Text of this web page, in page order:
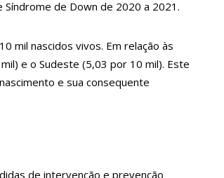
dos grupos no 65º Festival
de aranha ainda sente cãibra no
‘Garota de Ipanema’ em inglês
de Down de 2020 a 2021.
mil nascidos vivos. Em relação às
e o Sudeste (5,03 por 10 mil). Este
e sua consequente
de intervenção e prevenção